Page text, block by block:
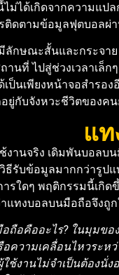
ไม่ได้เกิดจากความแ
ติดตามข้อมูลฟุตบอลผ่า
มีลักษณะสั้นและกระจา
านที่ ไปสู่ช่วงเวลาเล็ก
เป็นเพียงหน้าจอสำร
อยู่กับจังหวะชีวิตของค
แท
งานจริง เดิมพันบอลบ
ธีรับข้อมูลมากกว่ารูป
รใดๆ พฤติกรรมนี้เกิด
าแทงบอลบนมือถือจึง
ถือคืออะไร? ในมุมขอ
อความเคลื่อนไหวระห
ใช้งานไม่จำเป็นต้อง